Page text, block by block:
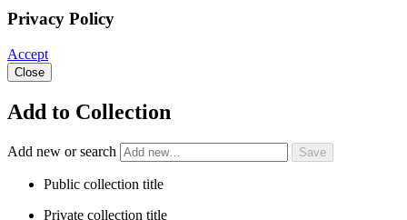
Privacy Policy
Accept
Close
Add to Collection
Add new or search
Public collection title
Private collection title